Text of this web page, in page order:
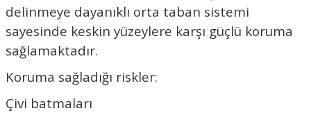
delinmeye dayanıklı orta taban sistemi
sayesinde keskin yüzeylere karşı güçlü koruma
sağlamaktadır.
Koruma sağladığı riskler:
Çivi batmaları